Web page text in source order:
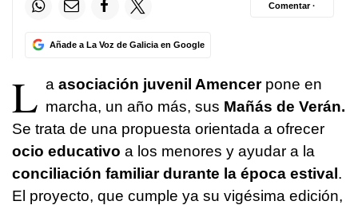
Añade a La Voz de Galicia en Google
Comentar ·
L a asociación juvenil Amencerpone en
marcha, un año más, sus Mañás de Verán.
Se trata de una propuesta orientada a ofrecer
ocio educativo a los menores y ayudar a la
conciliación familiar durante la época estival.
El proyecto, que cumple ya su vigésima edición,